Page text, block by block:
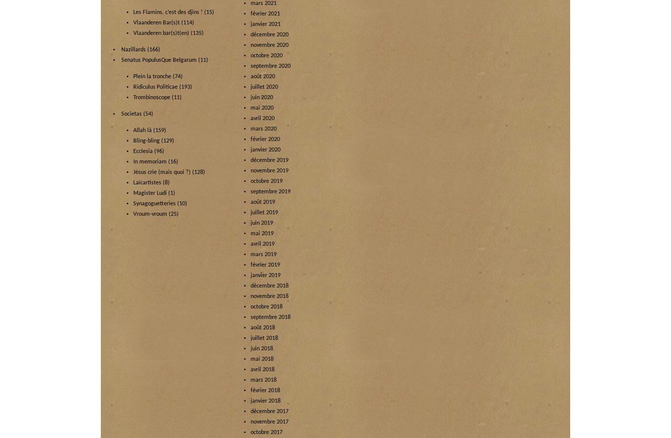
Les Flamins, c’est des djins ! (15)
Vlaanderen Bar(s)t (114)
Vlaanderen bar(s)t(en) (135)
Nazillards (166)
Senatus PopulusQue Belgarum (11)
Plein la tronche (74)
Ridiculus Politicae (193)
Trombinoscope (11)
Societas (54)
Allah là (159)
Bling-bling (129)
Ecclesia (96)
In memoriam (16)
Jésus crie (mais quoi ?) (128)
Laïcartistes (8)
Magister Ludi (1)
Synagoguetteries (10)
Vroum-vroum (25)
mars 2021
février 2021
janvier 2021
décembre 2020
novembre 2020
octobre 2020
septembre 2020
août 2020
juillet 2020
juin 2020
mai 2020
avril 2020
mars 2020
février 2020
janvier 2020
décembre 2019
novembre 2019
octobre 2019
septembre 2019
août 2019
juillet 2019
juin 2019
mai 2019
avril 2019
mars 2019
février 2019
janvier 2019
décembre 2018
novembre 2018
octobre 2018
septembre 2018
août 2018
juillet 2018
juin 2018
mai 2018
avril 2018
mars 2018
février 2018
janvier 2018
décembre 2017
novembre 2017
octobre 2017